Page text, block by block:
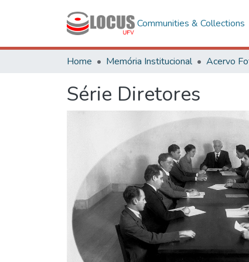
Communities & Collections
Home Memória Institucional
Série Diretores